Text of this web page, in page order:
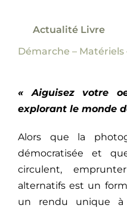
Actualité Livre
Démarche – Matériels
« Aiguisez votre
explorant le monde
Alors que la
démocratisée et
circulent,
alternatifs est un
un rendu unique